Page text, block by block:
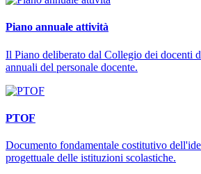
Piano annuale attività
Il Piano deliberato dal Collegio dei docenti
annuali del personale docente.
PTOF
Documento fondamentale costitutivo
progettuale delle istituzioni scolastiche.